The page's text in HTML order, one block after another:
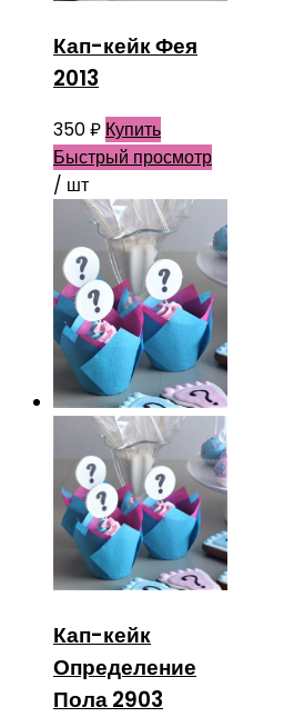
Кап-кейк Фея
2013
350₽ Купить
Быстрый просмотр
/ шт
Кап-кейк
Определение
Пола 2903